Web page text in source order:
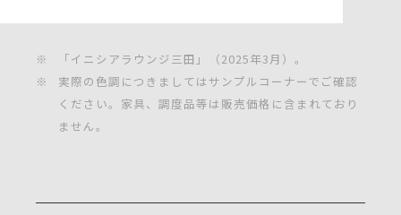
※
「イニシアラウンジ三田」（2025年3月）。
※
実際の色調につきましてはサンプルコーナーでご確認
ください。家具、調度品等は販売価格に含まれており
ません。